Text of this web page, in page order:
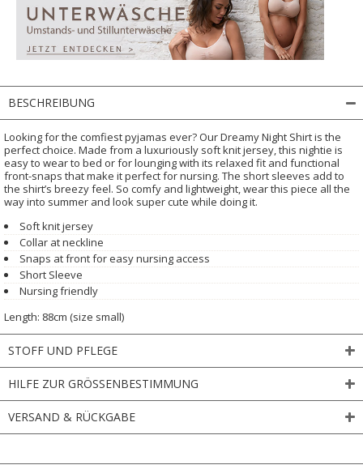
BESCHREIBUNG
Looking for the comfiest pyjamas ever? Our Dreamy Night Shirt is the
perfect choice. Made from a luxuriously soft knit jersey, this nightie is
easy to wear to bed or for lounging with its relaxed fit and functional
front-snaps that make it perfect for nursing. The short sleeves add to
the shirt’s breezy feel. So comfy and lightweight, wear this piece all the
way into summer and look super cute while doing it.
Soft knit jersey
Collar at neckline
Snaps at front for easy nursing access
Short Sleeve
Nursing friendly
Length: 88cm (size small)
STOFF UND PFLEGE
HILFE ZUR GRÖSSENBESTIMMUNG
VERSAND & RÜCKGABE